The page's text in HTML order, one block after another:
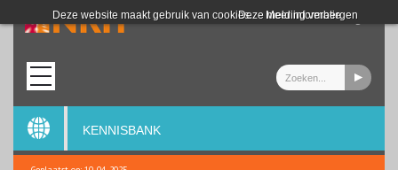
Deze website maakt gebruik van cookies. Meer informatie
Deze melding verbergen
Login
KENNISBANK